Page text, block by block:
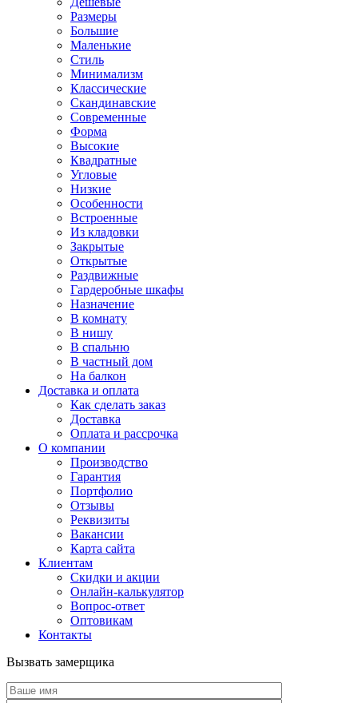
Размеры
Большие
Маленькие
Стиль
Минимализм
Классические
Скандинавские
Современные
Форма
Высокие
Квадратные
Угловые
Низкие
Особенности
Встроенные
Из кладовки
Закрытые
Открытые
Раздвижные
Гардеробные шкафы
Назначение
В комнату
В нишу
В спальню
В частный дом
На балкон
Доставка и оплата
Как сделать заказ
Доставка
Оплата и рассрочка
О компании
Производство
Гарантия
Портфолио
Отзывы
Реквизиты
Вакансии
Карта сайта
Клиентам
Скидки и акции
Онлайн-калькулятор
Вопрос-ответ
Оптовикам
Контакты
Вызвать замерщика